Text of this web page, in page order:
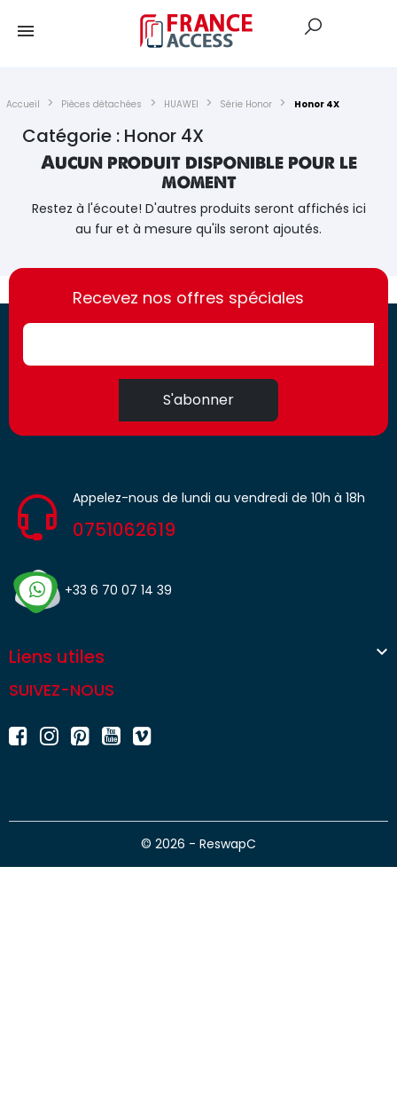
Accueil Pièces détachées HUAWEI Série Honor Honor 4X
Catégorie : Honor 4X
Aucun produit disponible pour le
moment
Restez à l'écoute! D'autres produits seront affichés ici
au fur et à mesure qu'ils seront ajoutés.
https://france-
access.fr
https://france-
access.fr
Recevez nos offres spéciales
S'abonner
Appelez-nous de lundi au vendredi de 10h à 18h
0751062619
+33 6 70 07 14 39
Liens utiles 
SUIVEZ-NOUS
© 2026 - ReswapC